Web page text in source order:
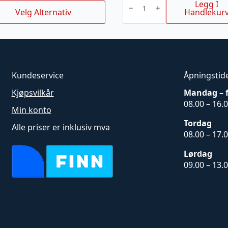
Velg Alternativ 14"
59DL
Legg I
Kundeservice
Kjøpsvilkår
Min konto
Alle priser er inklusiv mva
Mandag –
08.00 –
Tordag
08.00 –
Lørdag
09.00 –